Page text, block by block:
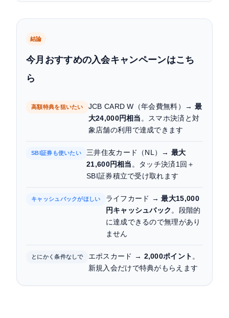
自分に合ったクレジットカードキャンペーンの選
クレジットカード入会キャンペーンを受け取ると
結論
今月おすすめの入会キャンペーンはこち
ら
高額特典を狙いたい JCB CARD W（年会費無料）→ 最
大24,000円相当。スマホ決済と対
象店舗の利用で達成できます
SBI証券も使いたい 三井住友カード（NL）→ 最大
21,600円相当。タッチ決済1回＋
SBI証券積立で受け取れます
キャッシュバックがほしい ライフカード →最大15,000
円キャッシュバック。段階的
に達成できるので無理があり
ません
とにかく条件なしで エポスカード → 2,000ポイント。
新規入会だけで特典がもらえます